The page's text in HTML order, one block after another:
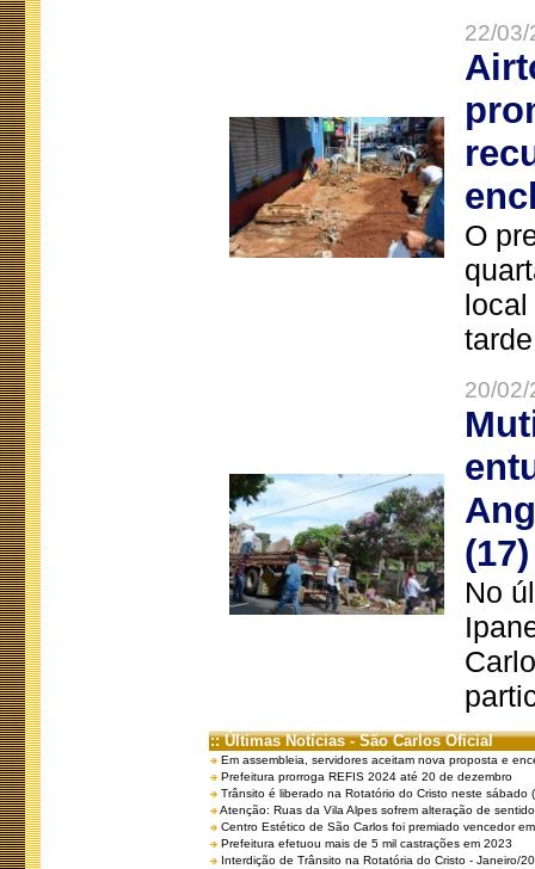
22/
O
20/
(17)
No
:: Últimas Notícias - São Carlos Oficial
Em assembleia, servidores aceitam nova proposta e
Prefeitura prorroga REFIS 2024 até 20 de dezembro
Trânsito é liberado na Rotatório do Cristo neste sábado
Atenção: Ruas da Vila Alpes sofrem alteração de
Centro Estético de São Carlos foi premiado vencedor
Prefeitura efetuou mais de 5 mil castrações em 2023
Interdição de Trânsito na Rotatória do Cristo - Janeiro/